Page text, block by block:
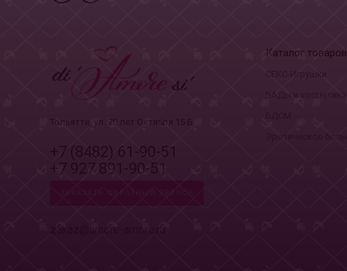
Тольятти, ул. 70 лет Октября 15 Б
+7 (8482) 61-90-51
+7 927 891-90-51
Каталог товаров
СЕКС-Игрушки
БАДы и косметика